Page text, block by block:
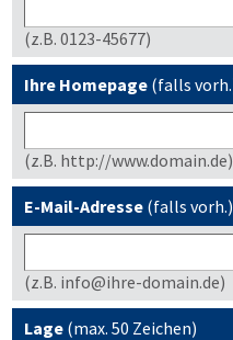
(z.B. 0123-45677)
Ihre Homepage (falls
(z.B. http://www.domain.de)
E-Mail-Adresse (falls vorh.)
(z.B. info@ihre-domain.de)
Lage (max. 50 Zeichen)